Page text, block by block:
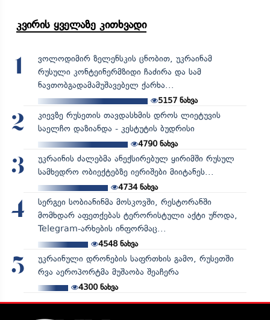
კვირის ყველაზე კითხვადი
1
ვოლოდიმირ ზელენსკის ცნობით, უკრაინამ
რუსული კონტეინერმზიდი ჩაძირა და სამ
ნავთობგადამამუშავებელ ქარხა...
5157 ნახვა
2
კიევზე რუსეთის თავდასხმის დროს ლიეტუვის
საელჩო დაზიანდა - კესტუტის ბუდრისი
4790ნახვა
3
უკრაინის ძალებმა ანექსირებულ ყირიმში რუსულ
სამხედრო ობიექტებზე იერიშები მიიტანეს...
4734ნახვა
4
სერგეი სობიანინმა მოსკოვში, რესტორანში
მომხდარ აფეთქებას ტერორისტული აქტი უწოდა,
Telegram-არხების ინფორმაც...
4548ნახვა
5
უკრაინული დრონების საფრთხის გამო, რუსეთში
რვა აეროპორტმა მუშაობა შეაჩერა
4300ნახვა